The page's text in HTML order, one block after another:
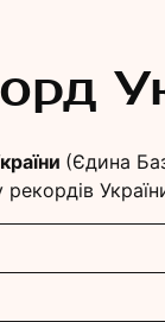
(Єдина